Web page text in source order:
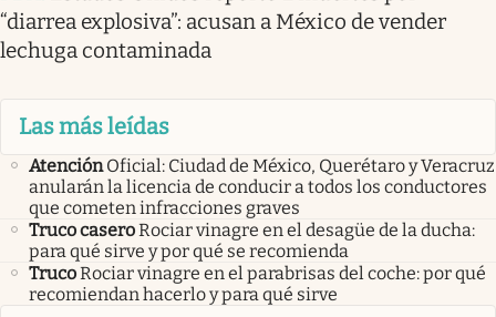
“diarrea explosiva”: acusan a México de vender
lechuga contaminada
Las más leídas
Atención Oficial: Ciudad de México, Querétaro y Veracruz
anularán la licencia de conducir a todos los conductores
que cometen infracciones graves
Truco caseroRociar vinagre en el desagüe de la ducha:
para qué sirve y por qué se recomienda
TrucoRociar vinagre en el parabrisas del coche: por qué
recomiendan hacerlo y para qué sirve